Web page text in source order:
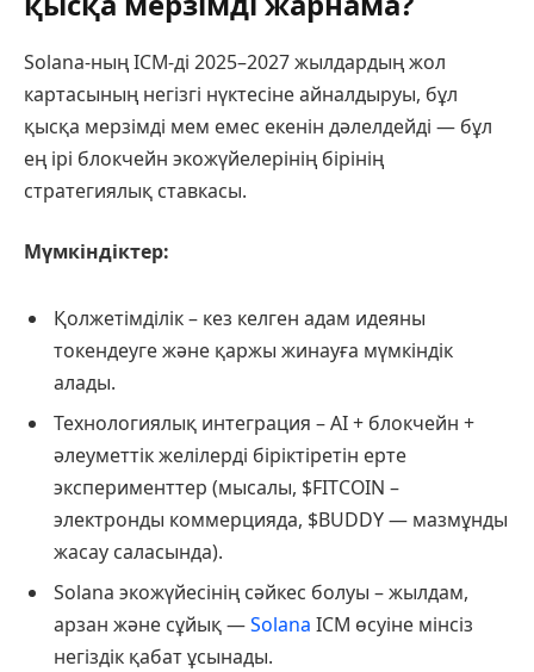
Solana-ның ICM-ді 2025–2027 жылдардың жол
картасының негізгі нүктесіне айналдыруы, бұл
қысқа мерзімді мем емес екенін дәлелдейді — бұл
ең ірі блокчейн экожүйелерінің бірінің
стратегиялық ставкасы.
Мүмкіндіктер:
Қолжетімділік – кез келген адам идеяны
токендеуге және қаржы жинауға мүмкіндік
алады.
Технологиялық интеграция – AI + блокчейн +
әлеуметтік желілерді біріктіретін ерте
эксперименттер (мысалы, $FITCOIN –
электронды коммерцияда, $BUDDY — мазмұнды
жасау саласында).
Solana экожүйесінің сәйкес болуы – жылдам,
арзан және сұйық —Solana ICM өсуіне мінсіз
негіздік қабат ұсынады.